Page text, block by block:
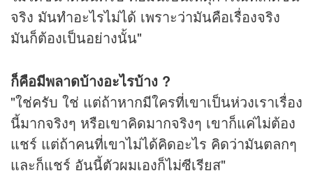
จริง มันทำอะไรไม่ได้ เพราะว่ามันคือเรื่องจริง
มันก็ต้องเป็นอย่างนั้น"
ก็คือมีพลาดบ้างอะไรบ้าง ?
"ใช่ครับ ใช่ แต่ถ้าหากมีใครที่เขาเป็นห่วงเราเรื่อง
นี้มากจริงๆ หรือเขาคิดมากจริงๆ เขาก็แค่ไม่ต้อง
แชร์ แต่ถ้าคนที่เขาไม่ได้คิดอะไร คิดว่ามันตลกๆ
และก็แชร์ อันนี้ตัวผมเองก็ไม่ซีเรียส"